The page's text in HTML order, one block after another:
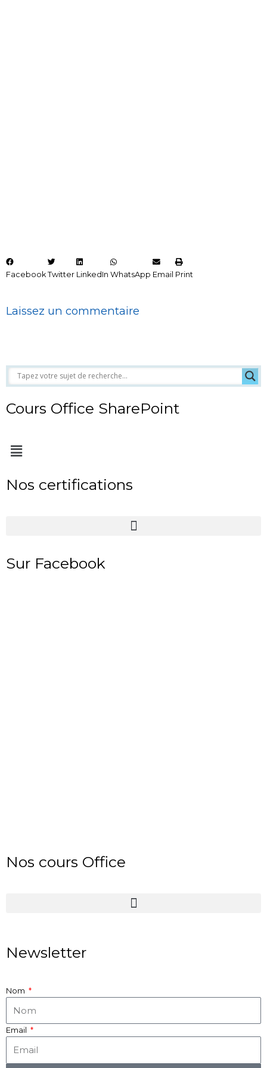
Facebook Twitter LinkedIn WhatsApp Email Print
Laissez un commentaire
Cours Office SharePoint
Menu
Nos certifications
Sur Facebook
Nos cours Office
Newsletter
Nom
Email